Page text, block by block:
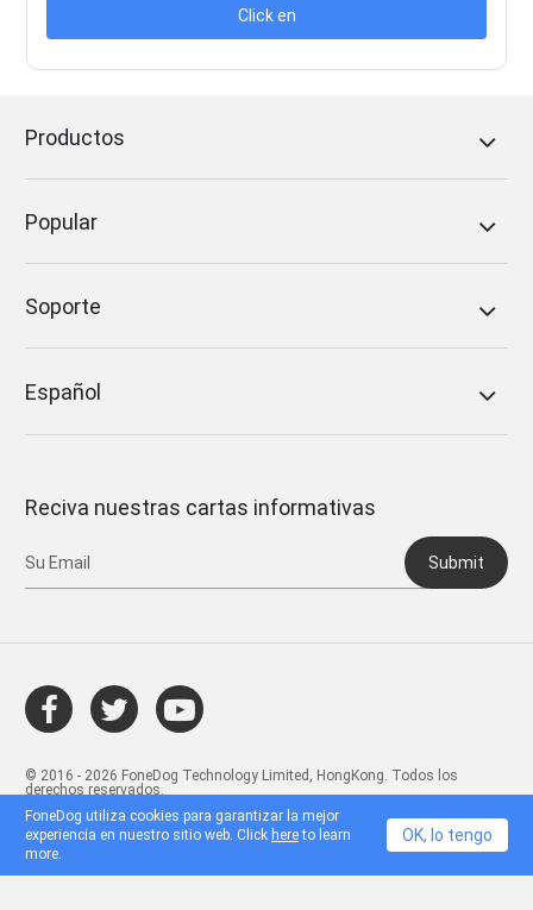
Click en
Productos
Popular
Soporte
Español
Reciva nuestras cartas informativas
Submit
© 2016 - 2026 FoneDog Technology Limited, HongKong. Todos los
derechos reservados.
FoneDog utiliza cookies para garantizar la mejor
experiencia en nuestro sitio web. Click hereto learn
more.
OK, lo tengo